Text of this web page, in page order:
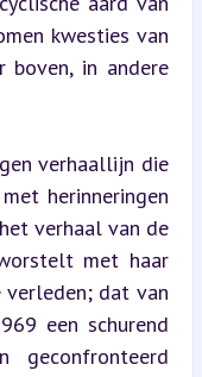
kwesties van
boven, in andere
verhaallijn die
herinneringen
verhaal van de
met haar
verleden; dat van
een schurend